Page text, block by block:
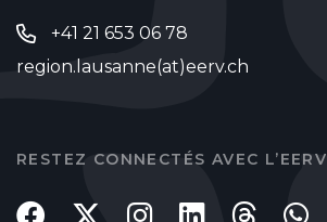
+41 21 653 06 78
region.lausanne(at)eerv.ch
RESTEZ CONNECTÉS AVEC L’EERV